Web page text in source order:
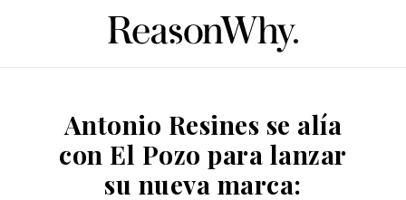
Antonio Resines se alía
con El Pozo para lanzar
su nueva marca: